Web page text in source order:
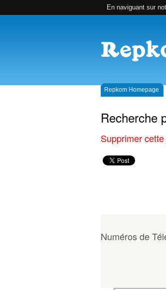
En naviguant sur
Repkom Homepage
Recherche
Supprimer
Numéros de